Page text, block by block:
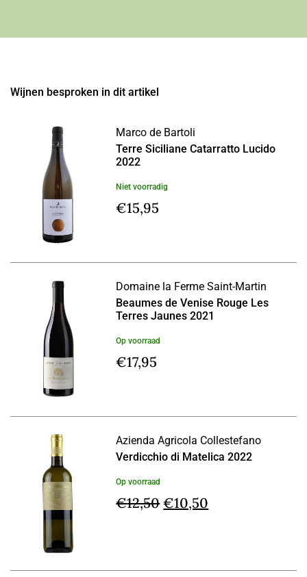
Wijnen besproken in dit artikel
Marco de Bartoli
Terre Siciliane Catarratto Lucido
2022
Niet voorradig
€15,95
Domaine la Ferme Saint-Martin
Beaumes de Venise Rouge Les
Terres Jaunes 2021
Op voorraad
€17,95
Azienda Agricola Collestefano
Verdicchio di Matelica 2022
Op voorraad
€12,50Oorspronkelijke
€12,50.
€10,50
€10,50.